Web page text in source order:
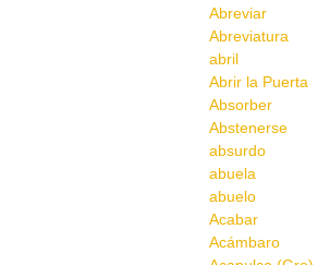
Abreviar
Abreviatura
abril
Abrir la Puerta
Absorber
Abstenerse
absurdo
abuela
abuelo
Acabar
Acámbaro